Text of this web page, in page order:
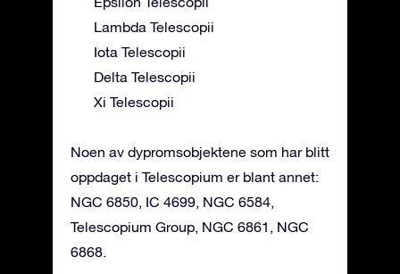
Lambda Telescopii
Iota Telescopii
Delta Telescopii
Xi Telescopii
Noen av dypromsobjektene som har blitt
oppdaget i Telescopium er blant annet:
NGC 6850, IC 4699, NGC 6584,
Telescopium Group, NGC 6861, NGC
6868.